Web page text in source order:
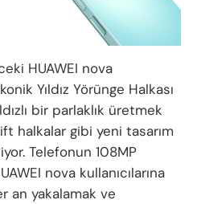
HUAWEI nova
Yıldız Yörünge Halkası
bir parlaklık üretmek
halkalar gibi yeni tasarım
Telefonun 108MP
nova kullanıcılarına
an yakalamak ve